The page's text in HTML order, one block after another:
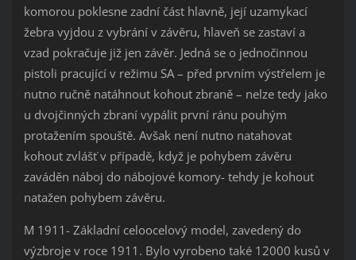
komorou poklesne zadní část hlavně, její uzamykací
žebra vyjdou z vybrání v závěru, hlaveň se zastaví a
vzad pokračuje již jen závěr. Jedná se o jednočinnou
pistoli pracující v režimu SA – před prvním výstřelem je
nutno ručně natáhnout kohout zbraně – nelze tedy jako
u dvojčinných zbraní vypálit první ránu pouhým
protažením spouště. Avšak není nutno natahovat
kohout zvlášť v případě, když je pohybem závěru
zaváděn náboj do nábojové komory- tehdy je kohout
natažen pohybem závěru.
M 1911- Základní celoocelový model, zavedený do
výzbroje v roce 1911. Bylo vyrobeno také 12000 kusů v